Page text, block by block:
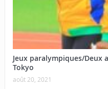
Jeux paralympiques/Deux
Tokyo
août 20, 2021